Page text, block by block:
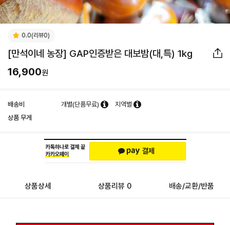
0.0(리뷰0)
[만석이네 농장] GAP인증받은 대보밤(대,특) 1kg
16,900원
배송비 개별(단품무료)
지역별
상품 무게
상품상세 상품리뷰 0 배송/교환/반품